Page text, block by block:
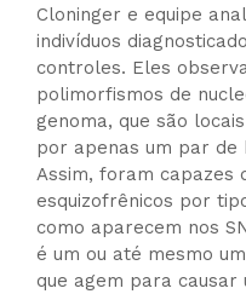
Cloninger e equipe
indivíduos
controles. Eles
polimorfismos de
genoma, que são
por apenas um par de
Assim, foram capazes
esquizofrênicos por
como aparecem nos
é um ou até mesmo
que agem para